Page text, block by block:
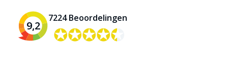
9,2
7224 Beoordelingen
✪✪✪✪✪
✪✪✪✪✪